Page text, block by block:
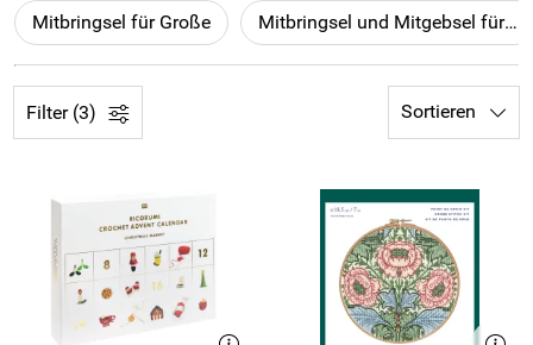
Mitbringsel für Große Mitbringsel und Mitgebsel für Kinder
Filter (3) Sortieren